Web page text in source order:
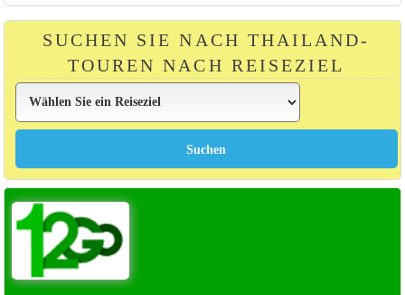
SUCHEN SIE NACH THAILAND-
TOUREN NACH REISEZIEL